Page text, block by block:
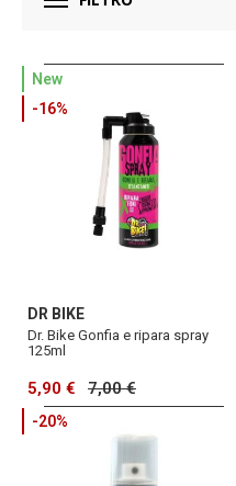
New
-16%
DR BIKE
Dr. Bike Gonfia e ripara spray
125ml
5,90 € 7,00 €
-20%